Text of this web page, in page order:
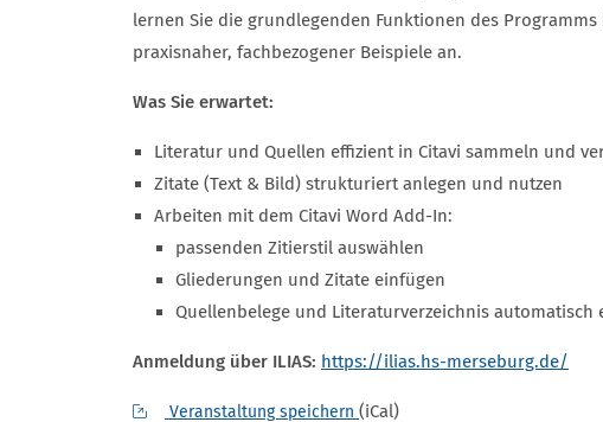
lernen Sie die grundlegenden Funktionen des
praxisnaher, fachbezogener Beispiele an.
Was Sie erwartet:
Literatur und Quellen effizient in Citavi sammeln und
Zitate (Text & Bild) strukturiert anlegen und nutzen
Arbeiten mit dem Citavi Word Add-In:
passenden Zitierstil auswählen
Gliederungen und Zitate einfügen
Quellenbelege und Literaturverzeichnis automatisch
Anmeldung über ILIAS: https://ilias.hs-merseburg.de/
Veranstaltung speichern (iCal)